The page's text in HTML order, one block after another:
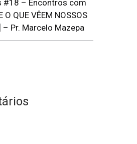
#18 – Encontros com
O QUE VÊEM NOSSOS
– Pr. Marcelo Mazepa